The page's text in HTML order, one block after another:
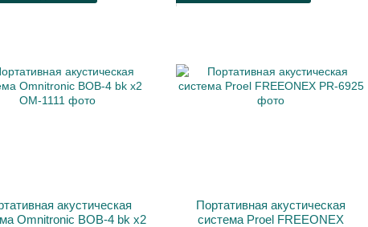
акустическая
Omnitronic BOB-4 bk x2
Портативная акустическая
система Proel FREEONEX